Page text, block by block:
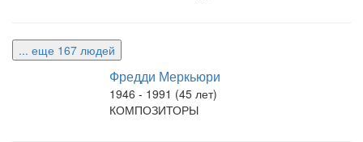
... еще 167 людей
Фредди Меркьюри
1946 - 1991 (45 лет)
КОМПОЗИТОРЫ